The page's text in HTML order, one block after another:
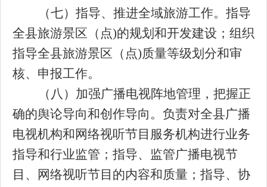
（七）指导、推进全域旅游工作。指导
全县旅游景区（点)的规划和开发建设；组织
指导全县旅游景区（点)质量等级划分和审
核、申报工作。
（八）加强广播电视阵地管理，把握正
确的舆论导向和创作导向。负责对全县广播
电视机构和网络视听节目服务机构进行业务
指导和行业监管；指导、监管广播电视节
目、网络视听节目的内容和质量；指导、协